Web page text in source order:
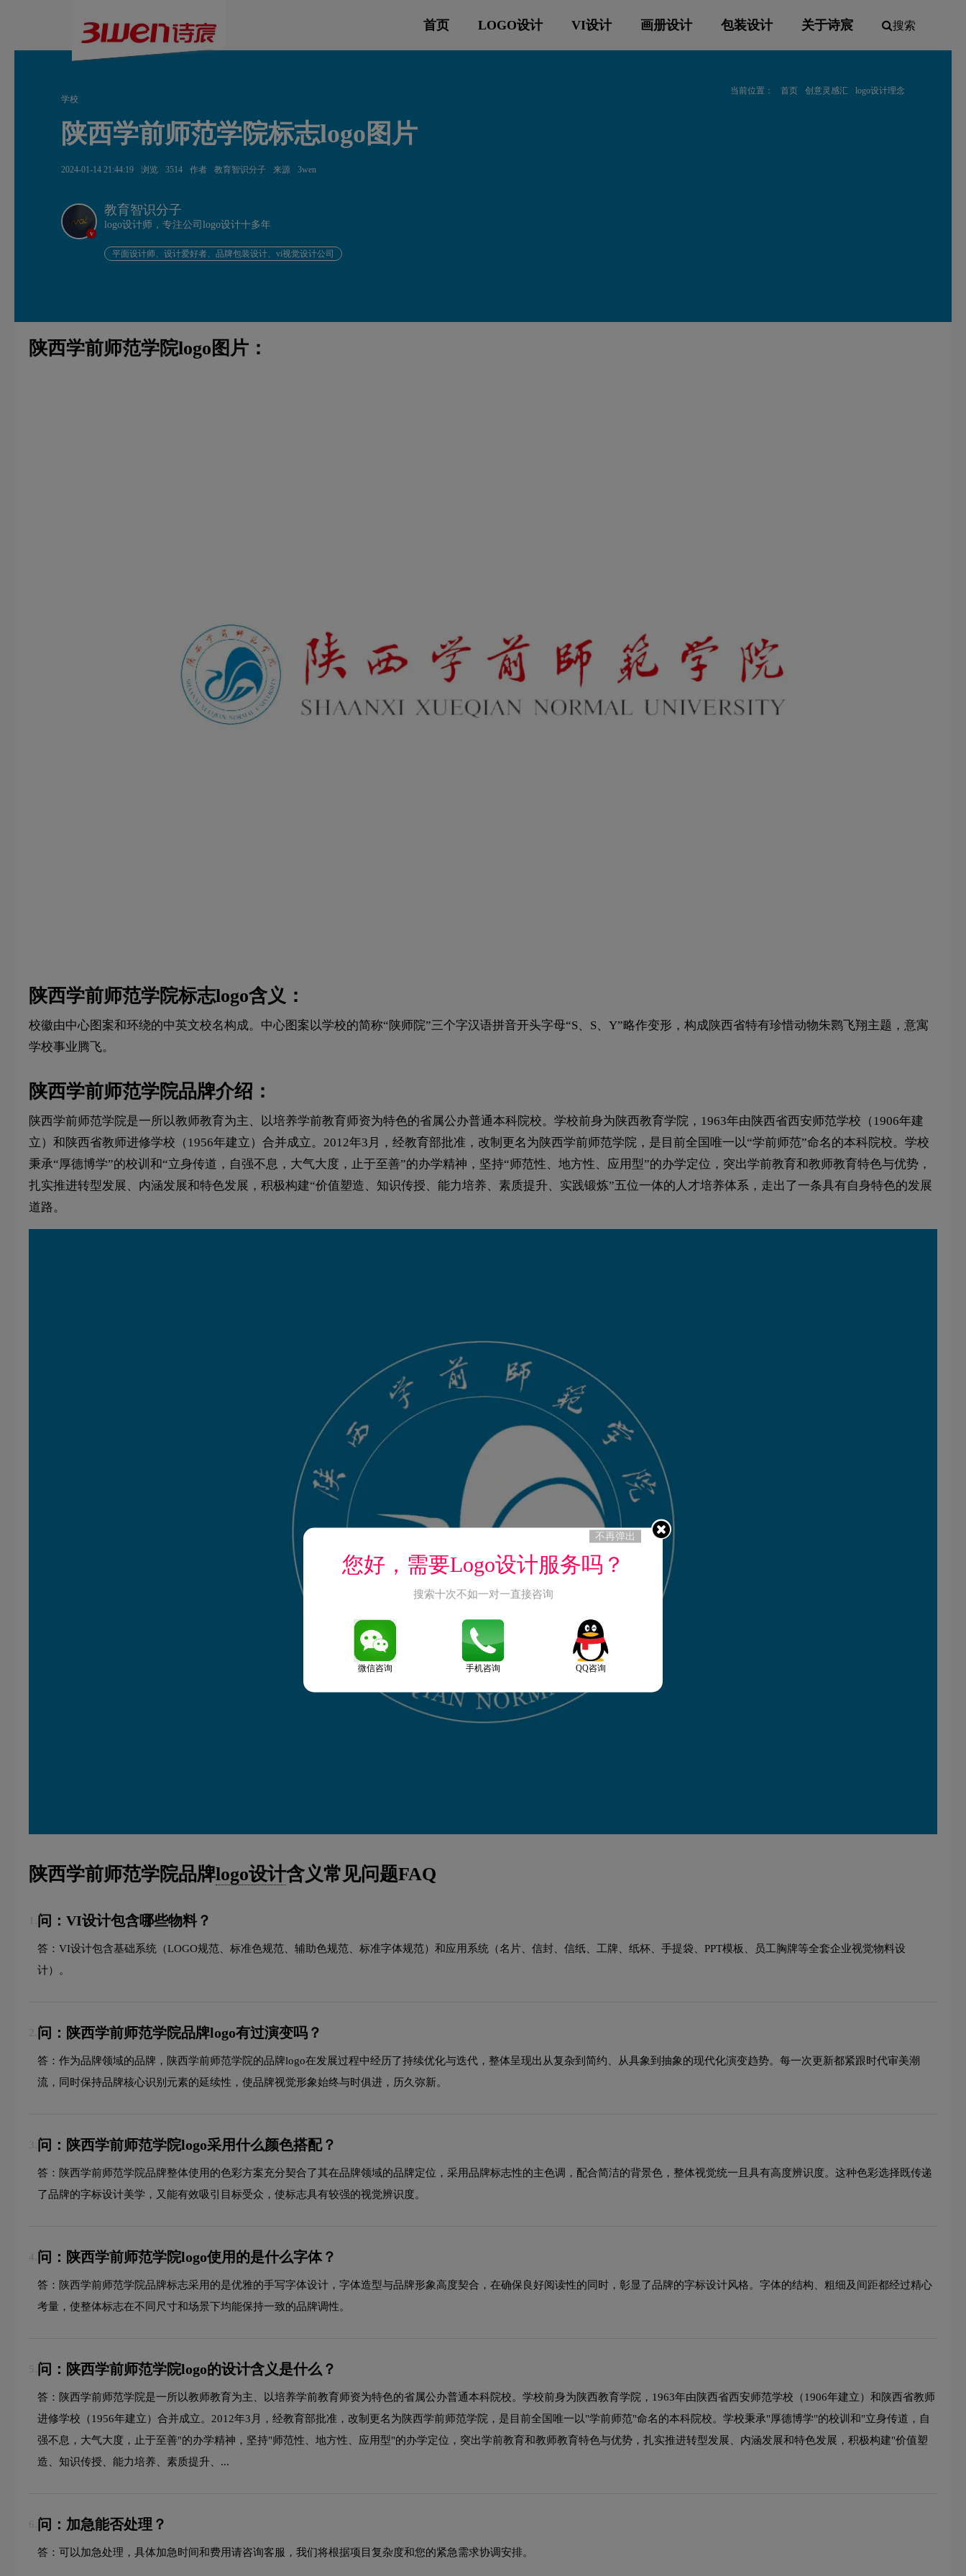
首页 LOGO设计 VI设计 画册设计 包装设计 关于诗宸 搜索
当前位置： 首页 创意灵感汇
logo设计理念
学校
陕西学前师范学院标志logo图片
2024-01-14 21:44:19 浏览 3514 作者 教育智识分子 来源 3wen
v
教育智识分子
logo设计师，专注公司logo设计十多年
平面设计师、设计爱好者、品牌包装设计、vi视觉设计公司
陕西学前师范学院logo图片：
陕西学前师范学院标志logo含义：
校徽由中心图案和环绕的中英文校名构成。中心图案以学校的简称“陕师院”三个字汉语拼音开头字母“S、S、Y”略作变形，构成陕西省特有珍惜动物朱鹮飞翔主题，意寓
学校事业腾飞。
陕西学前师范学院品牌介绍：
陕西学前师范学院是一所以教师教育为主、以培养学前教育师资为特色的省属公办普通本科院校。学校前身为陕西教育学院，1963年由陕西省西安师范学校（1906年建
立）和陕西省教师进修学校（1956年建立）合并成立。2012年3月，经教育部批准，改制更名为陕西学前师范学院，是目前全国唯一以“学前师范”命名的本科院校。学校
秉承“厚德博学”的校训和“立身传道，自强不息，大气大度，止于至善”的办学精神，坚持“师范性、地方性、应用型”的办学定位，突出学前教育和教师教育特色与优势，
扎实推进转型发展、内涵发展和特色发展，积极构建“价值塑造、知识传授、能力培养、素质提升、实践锻炼”五位一体的人才培养体系，走出了一条具有自身特色的发展
道路。
陕西学前师范学院品牌logo设计含义常见问题FAQ
问：VI设计包含哪些物料？
答：VI设计包含基础系统（LOGO规范、标准色规范、辅助色规范、标准字体规范）和应用系统（名片、信封、信纸、工牌、纸杯、手提袋、PPT模板、员工胸牌等全套企业视觉物料设
计）。
2. 问：陕西学前师范学院品牌logo有过演变吗？
答：作为品牌领域的品牌，陕西学前师范学院的品牌logo在发展过程中经历了持续优化与迭代，整体呈现出从复杂到简约、从具象到抽象的现代化演变趋势。每一次更新都紧跟时代审美潮
流，同时保持品牌核心识别元素的延续性，使品牌视觉形象始终与时俱进，历久弥新。
3. 问：陕西学前师范学院logo采用什么颜色搭配？
答：陕西学前师范学院品牌整体使用的色彩方案充分契合了其在品牌领域的品牌定位，采用品牌标志性的主色调，配合简洁的背景色，整体视觉统一且具有高度辨识度。这种色彩选择既传递
了品牌的字标设计美学，又能有效吸引目标受众，使标志具有较强的视觉辨识度。
4. 问：陕西学前师范学院logo使用的是什么字体？
答：陕西学前师范学院品牌标志采用的是优雅的手写字体设计，字体造型与品牌形象高度契合，在确保良好阅读性的同时，彰显了品牌的字标设计风格。字体的结构、粗细及间距都经过精心
考量，使整体标志在不同尺寸和场景下均能保持一致的品牌调性。
5. 问：陕西学前师范学院logo的设计含义是什么？
答：陕西学前师范学院是一所以教师教育为主、以培养学前教育师资为特色的省属公办普通本科院校。学校前身为陕西教育学院，1963年由陕西省西安师范学校（1906年建立）和陕西省教师
进修学校（1956年建立）合并成立。2012年3月，经教育部批准，改制更名为陕西学前师范学院，是目前全国唯一以"学前师范"命名的本科院校。学校秉承"厚德博学"的校训和"立身传道，自
强不息，大气大度，止于至善"的办学精神，坚持"师范性、地方性、应用型"的办学定位，突出学前教育和教师教育特色与优势，扎实推进转型发展、内涵发展和特色发展，积极构建"价值塑
造、知识传授、能力培养、素质提升、...
6. 问：加急能否处理？
答：可以加急处理，具体加急时间和费用请咨询客服，我们将根据项目复杂度和您的紧急需求协调安排。
不再弹出
您好，需要Logo设计服务吗？
搜索十次不如一对一直接咨询
微信咨询 手机咨询 QQ咨询